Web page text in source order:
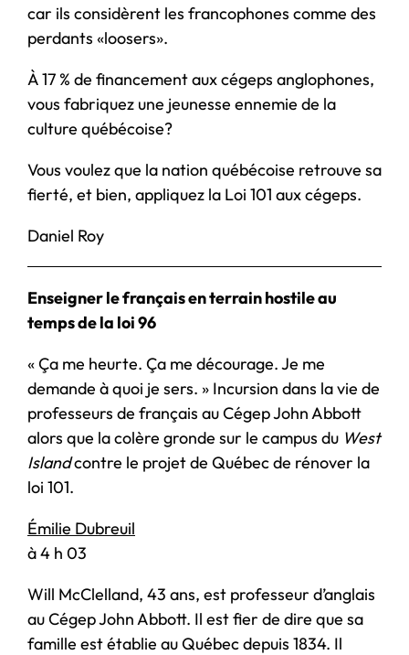
car ils considèrent les francophones comme des
perdants «loosers».
À 17 % de financement aux cégeps anglophones,
vous fabriquez une jeunesse ennemie de la
culture québécoise?
Vous voulez que la nation québécoise retrouve sa
fierté, et bien, appliquez la Loi 101 aux cégeps.
Daniel Roy
Enseigner le français en terrain hostile au
temps de la loi 96
« Ça me heurte. Ça me décourage. Je me
demande à quoi je sers. » Incursion dans la vie de
professeurs de français au Cégep John Abbott
alors que la colère gronde sur le campus du West
Islandcontre le projet de Québec de rénover la
loi 101.
Émilie Dubreuil
à 4 h 03
Will McClelland, 43 ans, est professeur d’anglais
au Cégep John Abbott. Il est fier de dire que sa
famille est établie au Québec depuis 1834. Il